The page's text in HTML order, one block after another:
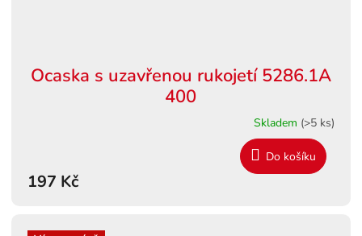
Ocaska s uzavřenou rukojetí 5286.1A
400
Skladem (>5 ks)
197 Kč
Do košíku